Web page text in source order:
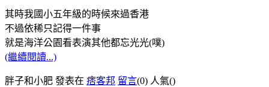
其時我國小五年級的時候來過香港
不過依稀只記得一件事
就是海洋公園看表演其他都忘光光(噗)
(繼續閱讀...)
胖子和小肥 發表在 痞客邦 留言(0) 人氣()